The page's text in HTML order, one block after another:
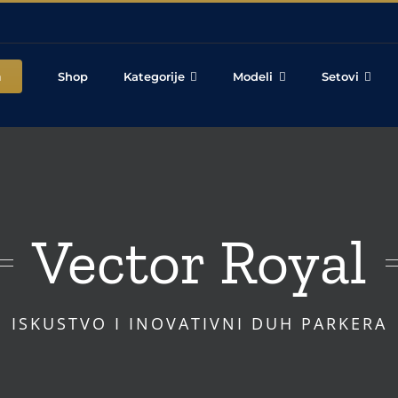
Shop Kategorije Modeli Setovi
Vector Royal
ISKUSTVO I INOVATIVNI DUH PARKERA